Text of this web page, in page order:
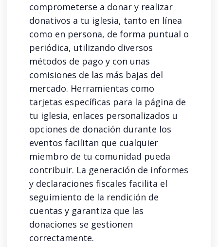
comprometerse a donar y realizar
donativos a tu iglesia, tanto en línea
como en persona, de forma puntual o
periódica, utilizando diversos
métodos de pago y con unas
comisiones de las más bajas del
mercado. Herramientas como
tarjetas específicas para la página de
tu iglesia, enlaces personalizados u
opciones de donación durante los
eventos facilitan que cualquier
miembro de tu comunidad pueda
contribuir. La generación de informes
y declaraciones fiscales facilita el
seguimiento de la rendición de
cuentas y garantiza que las
donaciones se gestionen
correctamente.